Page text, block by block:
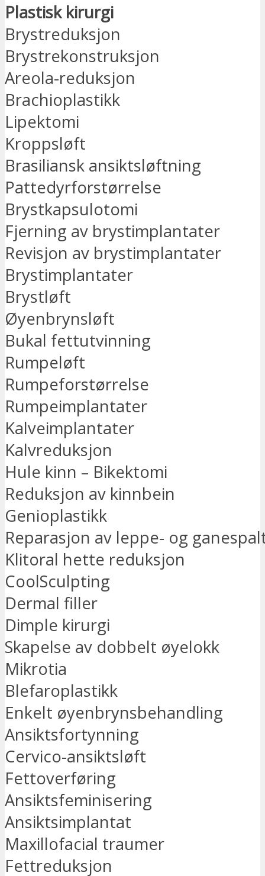
Plastisk kirurgi
Brystreduksjon
Brystrekonstruksjon
Areola-reduksjon
Brachioplastikk
Lipektomi
Kroppsløft
Brasiliansk ansiktsløftning
Pattedyrforstørrelse
Brystkapsulotomi
Fjerning av brystimplantater
Revisjon av brystimplantater
Brystimplantater
Brystløft
Øyenbrynsløft
Bukal fettutvinning
Rumpeløft
Rumpeforstørrelse
Rumpeimplantater
Kalveimplantater
Kalvreduksjon
Hule kinn – Bikektomi
Reduksjon av kinnbein
Genioplastikk
Reparasjon av leppe- og
Klitoral hette reduksjon
CoolSculpting
Dermal filler
Dimple kirurgi
Skapelse av dobbelt øyelokk
Mikrotia
Blefaroplastikk
Enkelt øyenbrynsbehandling
Ansiktsfortynning
Cervico-ansiktsløft
Fettoverføring
Ansiktsfeminisering
Ansiktsimplantat
Maxillofacial traumer
Fettreduksjon